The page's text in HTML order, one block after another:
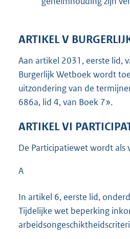
ARTIKEL V
Aan artikel 2031, eerste lid,
Burgerlijk Wetboek wordt
uitzondering van de
686a, lid 4, van Boek 7».
ARTIKEL VI
De Participatiewet wordt als
A
In artikel 6, eerste lid,
Tijdelijke wet beperking